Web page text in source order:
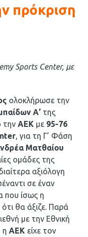
πρόκριση
Sports Center, με
ολοκλήρωσε την
Α’ της
τηνΑΕΚ με 95-76
, για τη Γ’ Φάση
Ματθαίου
ομάδες της
αξιόλογη
σε έναν
που ίσως η
θα άξιζε. Παρά
με την Εθνική
ηΑΕΚ είχε τον